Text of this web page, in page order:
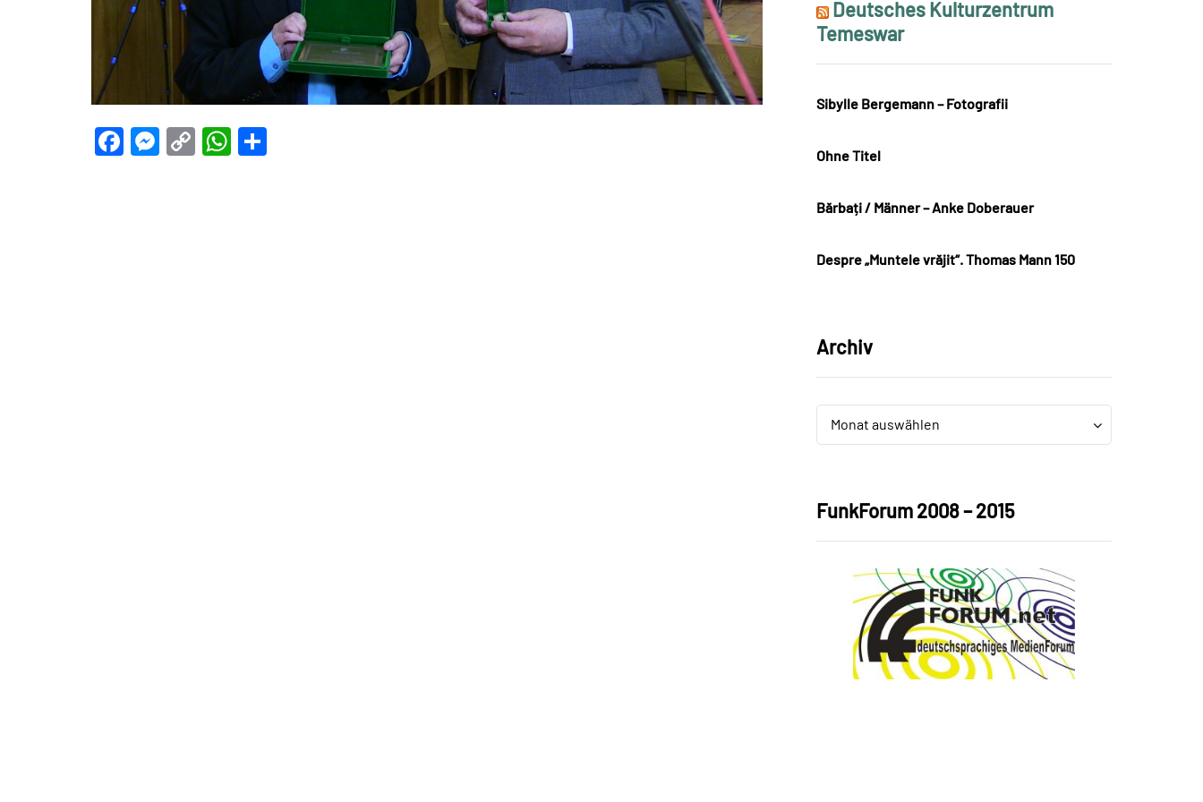
Facebook
Messenger
CopyWhatsApp
Deutsches Kulturzentrum
Temeswar
Sibylle Bergemann – Fotografii
Ohne Titel
Bărbați / Männer – Anke Doberauer
Despre „Muntele vrăjit“. Thomas Mann 150
Archiv
Archiv
Monat auswählen
Archiv
FunkForum 2008 – 2015